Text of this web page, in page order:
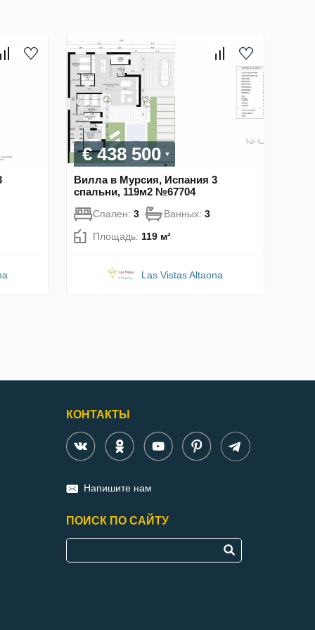
€ 438 500
Вилла в Мурсия, Испания 3
спальни, 119м2 №67704
Спален: 3 Ванных: 3
Площадь: 119 м²
Las Vistas Altaona
КОНТАКТЫ
Напишите нам
ПОИСК ПО САЙТУ